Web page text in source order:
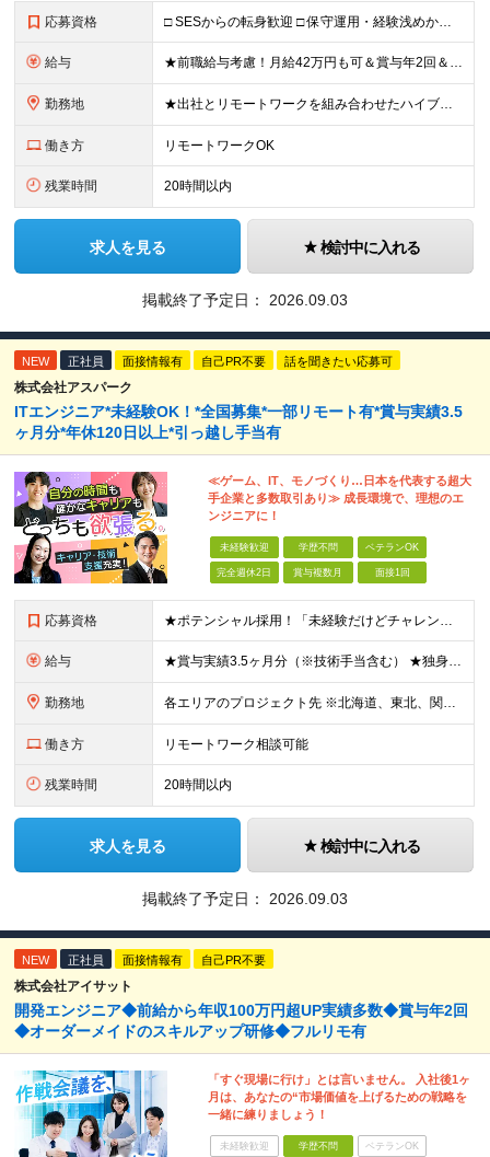
応募資格 □ SESからの転身歓迎 □ 保守運用・経験浅めからのチャレンジ歓迎 ■ 学歴不問 ■ 何らかのシステム開発経験をお持ちの方（言語・年数不問） ＜当社で経験できること＞ ・企画、要件定義、設計、実装
給与 ★前職給与考慮！月給42万円も可＆賞与年2回＆昇給随時！★ ■月給29万円～42万円＋賞与年2回＋交通費 ※前職の給与やスキルを考慮し決定します ※固定残業代（月45時間分／7万7,000円～11万
勤務地 ★出社とリモートワークを組み合わせたハイブリッド勤務！ ★幡ヶ谷駅から徒歩1分！ 【本社】 東京都渋谷区幡ヶ谷1-34-14 宝ビル3F ※(変更の範囲)上記を除く当社関連勤務地
働き方 リモートワークOK
残業時間 20時間以内
求人を見る 検討中に入れる
掲載終了予定日： 2026.09.03
NEW 正社員 面接情報有 自己PR不要 話を聞きたい応募可
株式会社アスパーク
ITエンジニア*未経験OK！*全国募集*一部リモート有*賞与実績3.5
ヶ月分*年休120日以上*引っ越し手当有
≪ゲーム、IT、モノづくり…日本を代表する超大
手企業と多数取引あり≫ 成長環境で、理想のエ
ンジニアに！
未経験歓迎 学歴不問 ベテランOK
完全週休2日 賞与複数月 面接1回
応募資格 ★ポテンシャル採用！「未経験だけどチャレンジしたい」方は歓迎！ ◆学歴不問 ◆未経験・第二新卒歓迎 ◆ブランクOK ★何らかの開発・設計の経験をお持ちの方は優遇します！ 【特別な知識・スキルは必要
給与 ★賞与実績3.5ヶ月分（※技術手当含む） ★独身寮│寮費手当│引っ越し手当あり ★月給26万円も可能！ 【実務経験者】※前職の給与、経験、スキルをもとに決定 ・月給21万円～60万円＋時間外手当全
勤務地 各エリアのプロジェクト先 ※北海道、東北、関東、北信越、東海、関西、四国、中国、九州の各エリアから希望勤務地をお聞かせください。 ※転勤を伴わない エリア限定採用枠あり。U・Iターンも歓迎です！ ※プ
働き方 リモートワーク相談可能
残業時間 20時間以内
求人を見る 検討中に入れる
掲載終了予定日： 2026.09.03
NEW 正社員 面接情報有 自己PR不要
株式会社アイサット
開発エンジニア◆前給から年収100万円超UP実績多数◆賞与年2回
◆オーダーメイドのスキルアップ研修◆フルリモ有
「すぐ現場に行け」とは言いません。 入社後1ヶ
月は、あなたの“市場価値を上げるための戦略を
一緒に練りましょう！
未経験歓迎 学歴不問 ベテランOK